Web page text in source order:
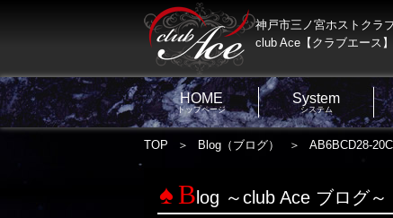
神戸市三ノ宮ホストクラ
club Ace【クラブエース】
HOME
トップページ
System
システム
TOP Blog（ブログ） AB6BCD28-
B log ～club Ace ブログ～